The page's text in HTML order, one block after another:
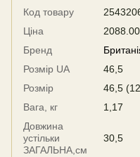
Код товару
Ціна
2088.00
Бренд
Розмір UA
46,5
Розмір
46,5
Вага, кг
1,17
Довжина
устільки
ЗАГАЛЬНА,см
30,5